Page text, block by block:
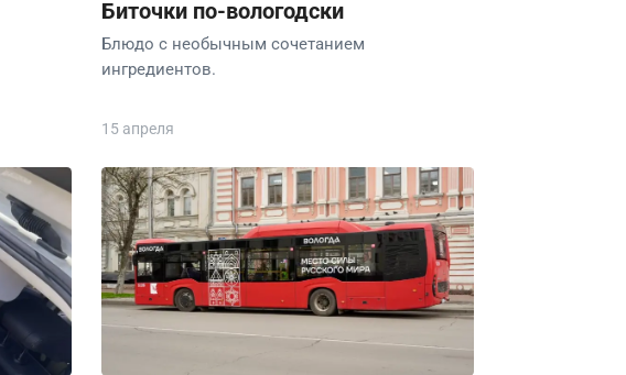
Биточки по-вологодски
Блюдо с необычным сочетанием
ингредиентов.
15 апреля